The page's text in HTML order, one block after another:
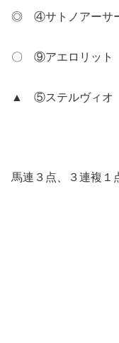
◎ ④サトノアーサ
〇 ⑨アエロリット
▲ ⑤ステルヴィオ
馬連３点、３連複１